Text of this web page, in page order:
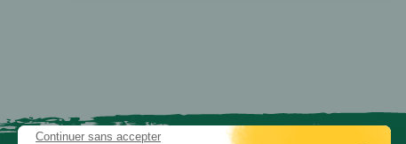
Continuer sans accepter